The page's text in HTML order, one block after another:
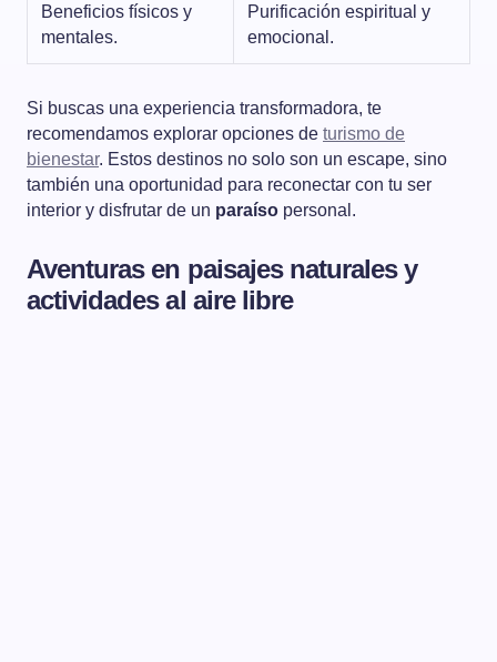
Beneficios físicos y
mentales.
Purificación espiritual y
emocional.
Si buscas una experiencia transformadora, te
recomendamos explorar opciones de turismo de
bienestar. Estos destinos no solo son un escape, sino
también una oportunidad para reconectar con tu ser
interior y disfrutar de un paraíso personal.
Aventuras en paisajes naturales y
actividades al aire libre